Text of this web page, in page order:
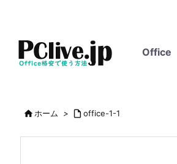
Office
ホーム >  office-1-1